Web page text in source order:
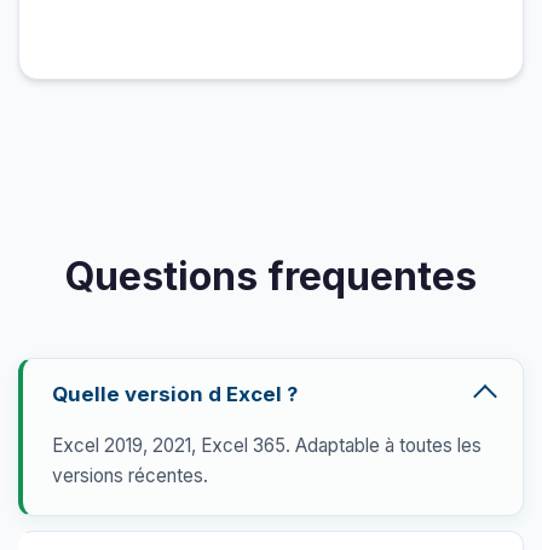
Questions frequentes
Quelle version d Excel ?
Excel 2019, 2021, Excel 365. Adaptable à toutes les
versions récentes.